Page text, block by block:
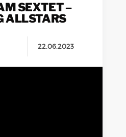
SEXTET –
ALLSTARS
22.06.2023